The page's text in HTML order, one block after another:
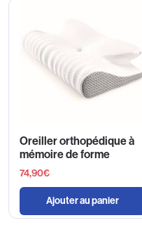
Oreiller orthopédique à
mémoire de forme
74,90€
Ajouter au panier